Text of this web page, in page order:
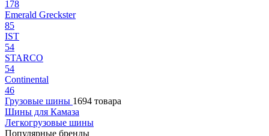
178
Emerald Greckster
85
IST
54
STARCO
54
Continental
46
Грузовые шины 1694 товара
Шины для Камаза
Легкогрузовые шины
Популярные бренды